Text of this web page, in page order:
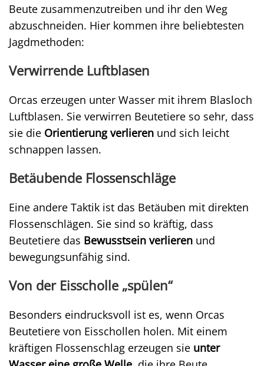
Beute zusammenzutreiben und ihr den Weg
abzuschneiden. Hier kommen ihre beliebtesten
Jagdmethoden:
Verwirrende Luftblasen
Orcas erzeugen unter Wasser mit ihrem Blasloch
Luftblasen. Sie verwirren Beutetiere so sehr, dass
sie die Orientierung verlieren und sich leicht
schnappen lassen.
Betäubende Flossenschläge
Eine andere Taktik ist das Betäuben mit direkten
Flossenschlägen. Sie sind so kräftig, dass
Beutetiere das Bewusstsein verlieren und
bewegungsunfähig sind.
Von der Eisscholle „spülen“
Besonders eindrucksvoll ist es, wenn Orcas
Beutetiere von Eisschollen holen. Mit einem
kräftigen Flossenschlag erzeugen sie unter